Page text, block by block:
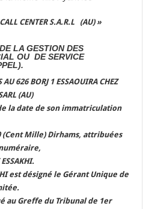
CENTER S.A.R.L (AU) »
LA GESTION DES
OU DE SERVICE
626 BORJ 1 ESSAOUIRA CHEZ
(AU)
la date de son immatriculation
(Cent Mille) Dirhams, attribuées
ESSAKHI.
est désigné le Gérant Unique de
au Greffe du Tribunal de 1er